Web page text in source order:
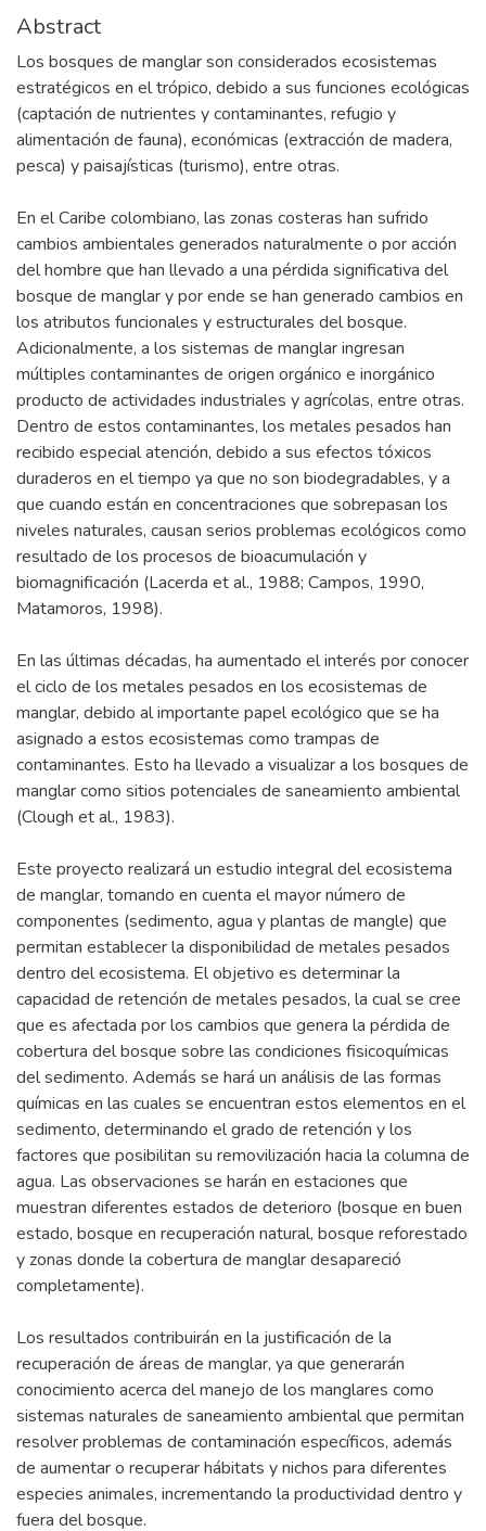
Abstract
Los bosques de manglar son considerados ecosistemas
estratégicos en el trópico, debido a sus funciones ecológicas
(captación de nutrientes y contaminantes, refugio y
alimentación de fauna), económicas (extracción de madera,
pesca) y paisajísticas (turismo), entre otras.
En el Caribe colombiano, las zonas costeras han sufrido
cambios ambientales generados naturalmente o por acción
del hombre que han llevado a una pérdida significativa del
bosque de manglar y por ende se han generado cambios en
los atributos funcionales y estructurales del bosque.
Adicionalmente, a los sistemas de manglar ingresan
múltiples contaminantes de origen orgánico e inorgánico
producto de actividades industriales y agrícolas, entre otras.
Dentro de estos contaminantes, los metales pesados han
recibido especial atención, debido a sus efectos tóxicos
duraderos en el tiempo ya que no son biodegradables, y a
que cuando están en concentraciones que sobrepasan los
niveles naturales, causan serios problemas ecológicos como
resultado de los procesos de bioacumulación y
biomagnificación (Lacerda et al., 1988; Campos, 1990,
Matamoros, 1998).
En las últimas décadas, ha aumentado el interés por conocer
el ciclo de los metales pesados en los ecosistemas de
manglar, debido al importante papel ecológico que se ha
asignado a estos ecosistemas como trampas de
contaminantes. Esto ha llevado a visualizar a los bosques de
manglar como sitios potenciales de saneamiento ambiental
(Clough et al., 1983).
Este proyecto realizará un estudio integral del ecosistema
de manglar, tomando en cuenta el mayor número de
componentes (sedimento, agua y plantas de mangle) que
permitan establecer la disponibilidad de metales pesados
dentro del ecosistema. El objetivo es determinar la
capacidad de retención de metales pesados, la cual se cree
que es afectada por los cambios que genera la pérdida de
cobertura del bosque sobre las condiciones fisicoquímicas
del sedimento. Además se hará un análisis de las formas
químicas en las cuales se encuentran estos elementos en el
sedimento, determinando el grado de retención y los
factores que posibilitan su removilización hacia la columna de
agua. Las observaciones se harán en estaciones que
muestran diferentes estados de deterioro (bosque en buen
estado, bosque en recuperación natural, bosque reforestado
y zonas donde la cobertura de manglar desapareció
completamente).
Los resultados contribuirán en la justificación de la
recuperación de áreas de manglar, ya que generarán
conocimiento acerca del manejo de los manglares como
sistemas naturales de saneamiento ambiental que permitan
resolver problemas de contaminación específicos, además
de aumentar o recuperar hábitats y nichos para diferentes
especies animales, incrementando la productividad dentro y
fuera del bosque.